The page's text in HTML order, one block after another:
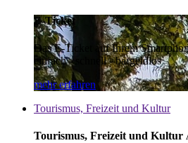
E-Ticket
Das E-Ticket auf Ihrem
einfach - schnell - bargeldlos
mehr erfahren
Tourismus, Freizeit und Kultur
Tourismus, Freizeit und Kultur